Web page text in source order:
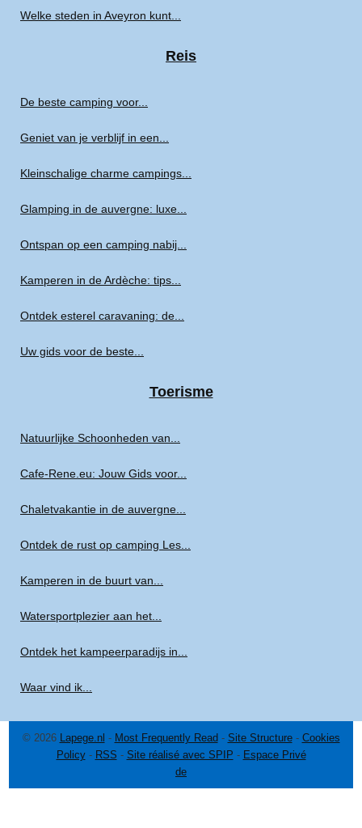
Welke steden in Aveyron kunt...
Reis
De beste camping voor...
Geniet van je verblijf in een...
Kleinschalige charme campings...
Glamping in de auvergne: luxe...
Ontspan op een camping nabij...
Kamperen in de Ardèche: tips...
Ontdek esterel caravaning: de...
Uw gids voor de beste...
Toerisme
Natuurlijke Schoonheden van...
Cafe-Rene.eu: Jouw Gids voor...
Chaletvakantie in de auvergne...
Ontdek de rust op camping Les...
Kamperen in de buurt van...
Watersportplezier aan het...
Ontdek het kampeerparadijs in...
Waar vind ik...
© 2026 Lapege.nl - Most Frequently Read - Site Structure- Cookies
Policy- RSS - Site réalisé avec SPIP - Espace Privé
de